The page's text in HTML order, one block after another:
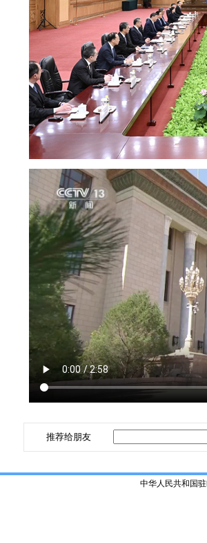
推荐给朋友
中华人民共和国